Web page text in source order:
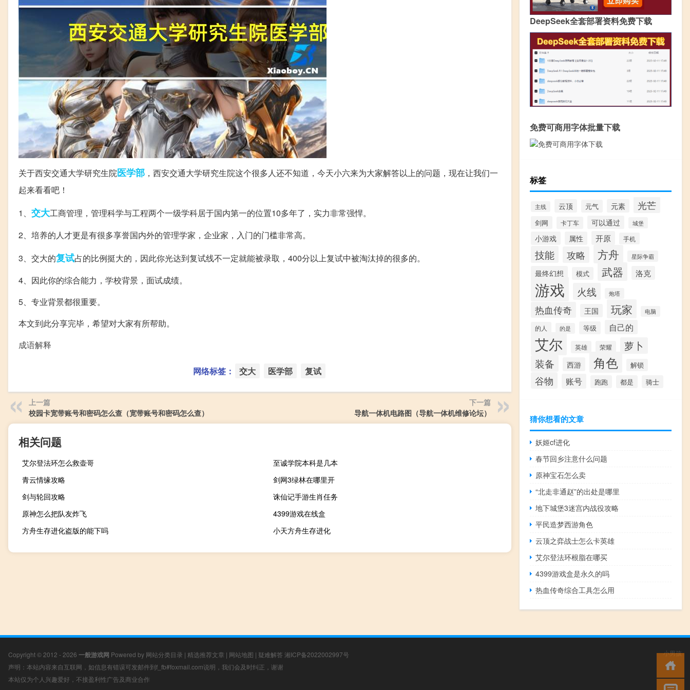
关于西安交通大学研究生院医学部 ，西安交通大学研究生院这个很多人还不知道，今天小六来为大家解答以上的问题，现在让我们一
起来看看吧！
1、 交大工商管理，管理科学与工程两个一级学科居于国内第一的位置10多年了，实力非常强悍。
2、培养的人才更是有很多享誉国内外的管理学家，企业家，入门的门槛非常高。
3、交大的复试占的比例挺大的，因此你光达到复试线不一定就能被录取，400分以上复试中被淘汰掉的很多的。
4、因此你的综合能力，学校背景，面试成绩。
5、专业背景都很重要。
本文到此分享完毕，希望对大家有所帮助。
成语解释
网络标签： 交大 医学部 复试
上一篇
校园卡宽带账号和密码怎么查（宽带账号和密码怎么查）
下一篇
导航一体机电路图（导航一体机维修论坛）
相关问题
艾尔登法环怎么救壶哥
至诚学院本科是几本
青云情缘攻略
剑网3绿林在哪里开
剑与轮回攻略
诛仙记手游生肖任务
原神怎么把队友炸飞
4399游戏在线盒
方舟生存进化盗版的能下吗
小天方舟生存进化
DeepSeek全套部署资料免费下载
免费可商用字体批量下载
标签
主线 云顶 元气 元素 光芒
剑网 卡丁车 可以通过 城堡
小游戏 属性 开原 手机
技能 攻略 方舟 星际争霸
最终幻想 模式 武器 洛克
游戏 火线 炮塔
热血传奇 王国 玩家 电脑
的人 的是 等级 自己的
艾尔 英雄 荣耀
萝卜
装备
西游 角色 解锁
谷物 账号 跑跑 都是 骑士
猜你想看的文章
妖姬cf进化
春节回乡注意什么问题
原神宝石怎么卖
“北走非通赵”的出处是哪里
地下城堡3迷宫内战役攻略
平民造梦西游角色
云顶之弈战士怎么卡英雄
艾尔登法环根脂在哪买
4399游戏盒是永久的吗
热血传奇综合工具怎么用
Copyright © 2012 - 2026 一般游戏网 Powered by 网站分类目录 | 精选推荐文章 | 网站地图 | 疑难解答 湘ICP备2022002997号
声明：本站内容来自互联网，如信息有错误可发邮件到f_fb#foxmail.com说明，我们会及时纠正，谢谢
本站仅为个人兴趣爱好，不接盈利性广告及商业合作
小男孩